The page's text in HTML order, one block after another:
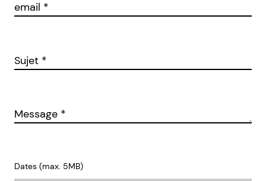
email *
Sujet *
Message *
Dates (max. 5MB)